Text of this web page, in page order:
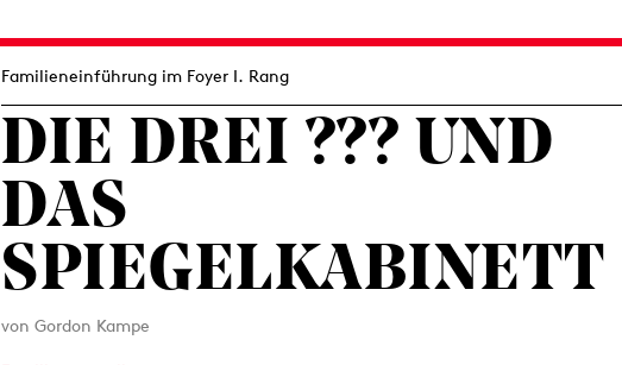
Familieneinführung im Foyer I. Rang
DIE DREI ??? UND
DAS
SPIEGELKABINETT
von Gordon Kampe